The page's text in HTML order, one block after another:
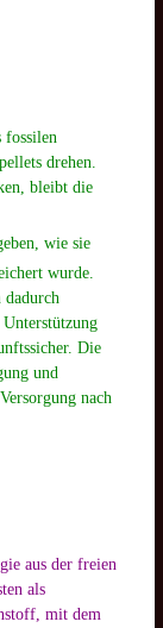
fossilen
drehen.
bleibt die
wie sie
wurde.
dadurch
Die
und
nach
aus der freien
als
mit dem